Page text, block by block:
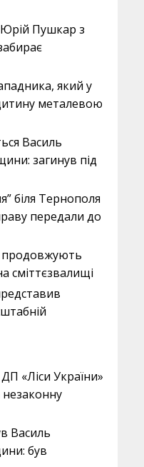
Пушкар з
який у
металевою
Василь
загинув під
біля Тернополя
передали до
продовжують
сміттєзвалищі
«Ліси України»
Василь
був